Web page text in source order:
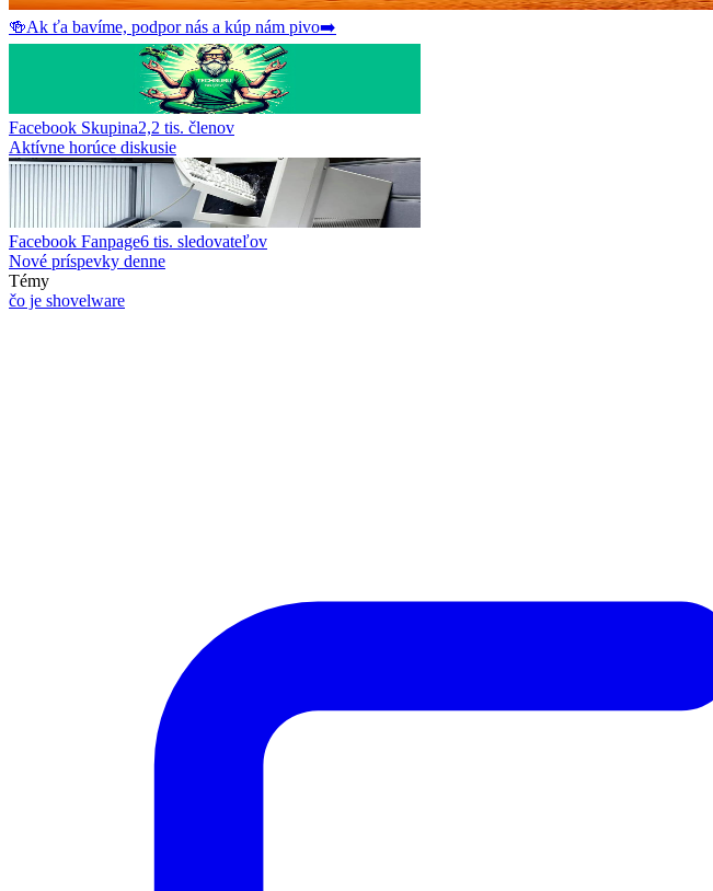
🍻Ak ťa bavíme, podpor nás a kúp nám pivo➡️
Facebook Skupina2,2 tis. členov
Aktívne horúce diskusie
Facebook Fanpage6 tis. sledovateľov
Nové príspevky denne
Témy
čo je shovelware